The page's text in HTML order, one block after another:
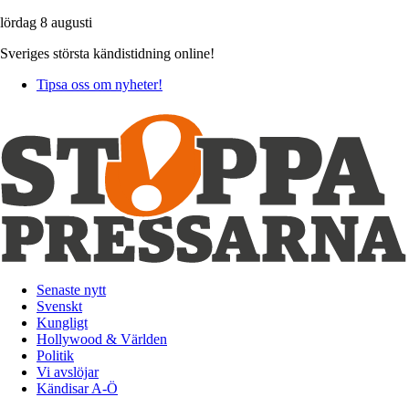
lördag 8 augusti
Sveriges största kändistidning online!
Tipsa oss om nyheter!
Senaste nytt
Svenskt
Kungligt
Hollywood & Världen
Politik
Vi avslöjar
Kändisar A-Ö